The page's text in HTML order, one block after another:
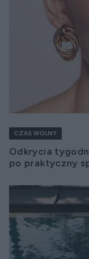
CZAS WOLNY
Odkrycia
po praktyczny